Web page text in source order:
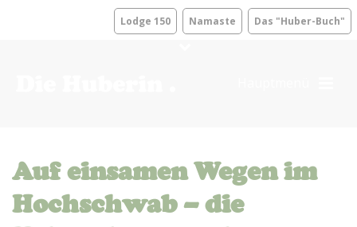
Lodge 150 Namaste Das "Huber-Buch"
Auf einsamen Wegen im
Hochschwab – die